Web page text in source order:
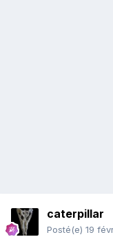
caterpillar
Posté(e) 19